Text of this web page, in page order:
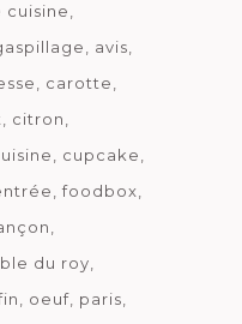
cuisine
avis
carotte
citron
cupcake
foodbox
du roy
oeuf paris